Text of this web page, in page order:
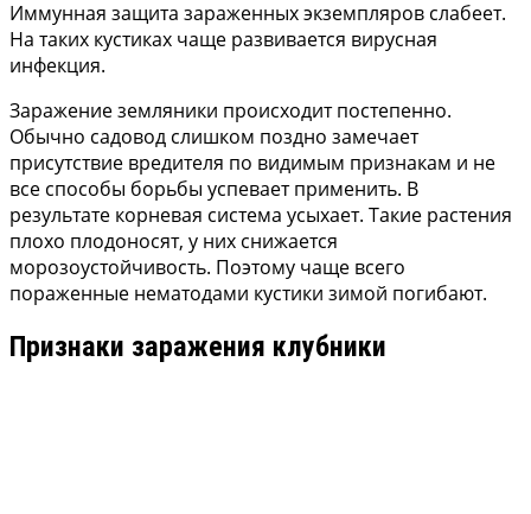
Иммунная защита зараженных экземпляров слабеет.
На таких кустиках чаще развивается вирусная
инфекция.
Заражение земляники происходит постепенно.
Обычно садовод слишком поздно замечает
присутствие вредителя по видимым признакам и не
все способы борьбы успевает применить. В
результате корневая система усыхает. Такие растения
плохо плодоносят, у них снижается
морозоустойчивость. Поэтому чаще всего
пораженные нематодами кустики зимой погибают.
Признаки заражения клубники